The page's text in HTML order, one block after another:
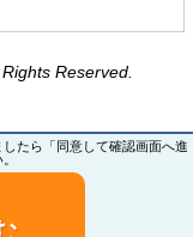
Reserved.
たら「同意して確認画面へ進